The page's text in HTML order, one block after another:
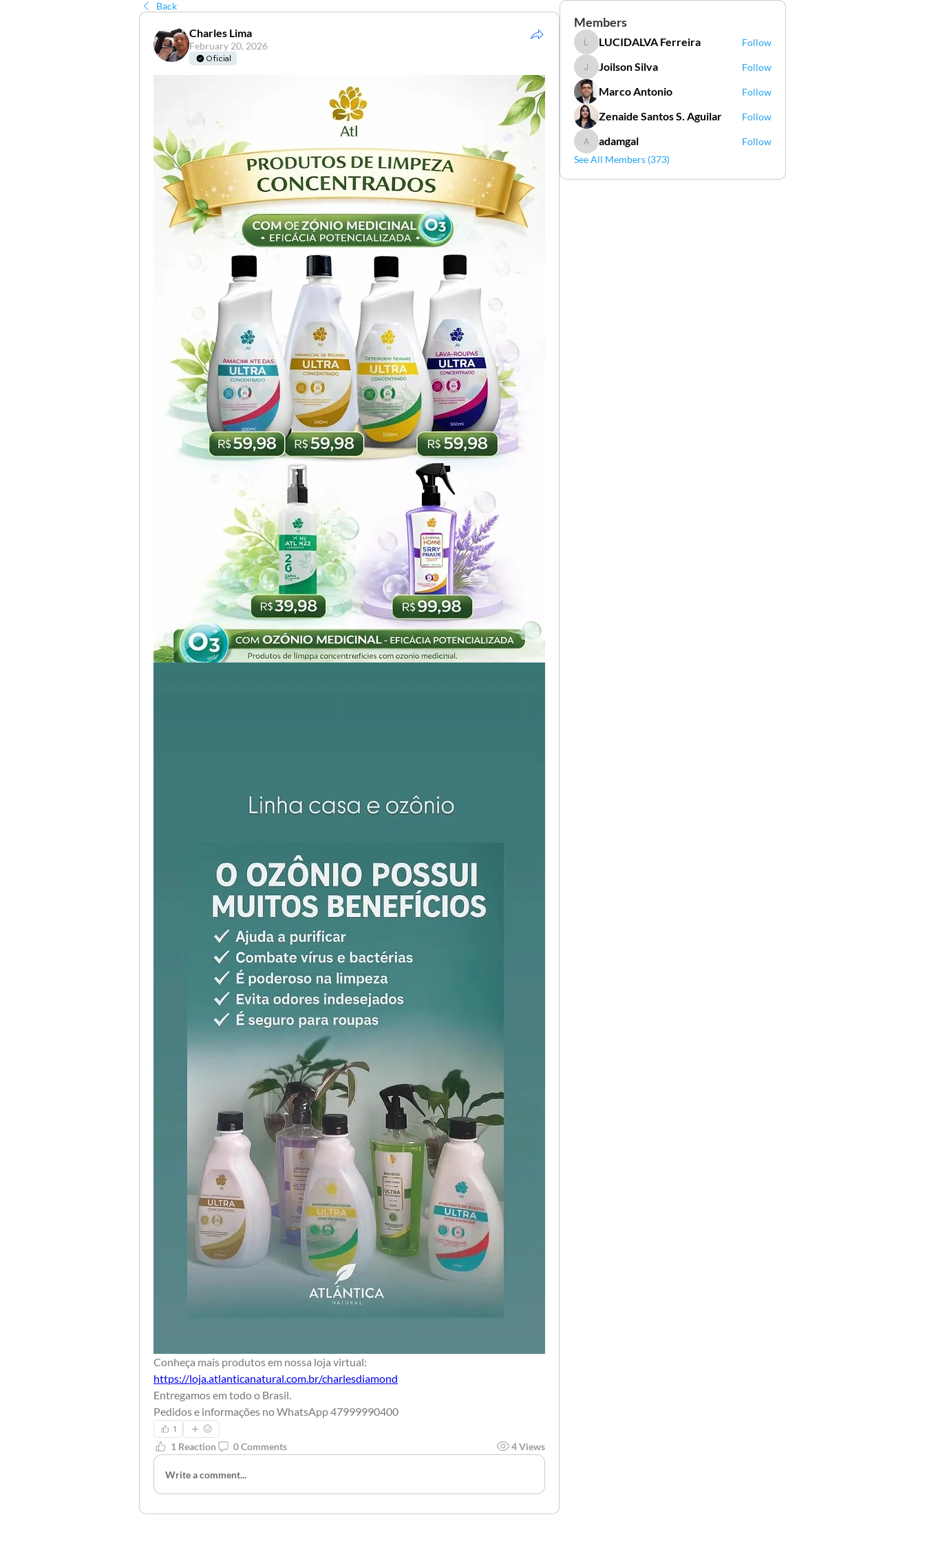
Back
Charles Lima
February 20, 2026
Oficial
Conheça mais produtos em nossa loja virtual:
https://loja.atlanticanatural.com.br/charlesdiamond
Entregamos em todo o Brasil.
Pedidos e informações no WhatsApp 47999990400
1
1 Reaction 0 Comments 4 Views
Write a comment...
Members
LUCIDALVA Ferreira
LUCIDALVA Ferreira Follow
Joilson Silva
Joilson Silva Follow
Marco Antonio Follow
Zenaide Santos S. Aguilar Follow
adamgal
adamgal
Follow
See All Members (373)